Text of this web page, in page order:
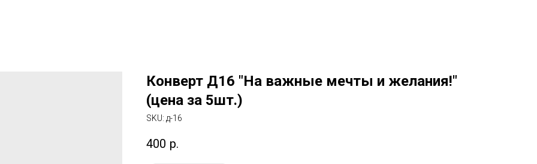
Конверт Д16 "На важные мечты и желания!"
(цена за 5шт.)
SKU: д-16
400 р.